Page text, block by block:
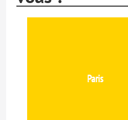
Paris